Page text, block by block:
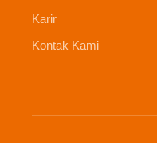
Karir
Kontak Kami